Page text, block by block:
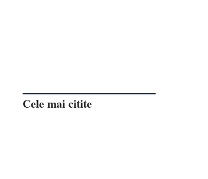
Cele mai citite